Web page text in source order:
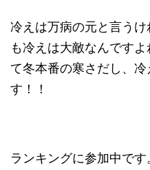
冷えは万病の元と言う
も冷えは大敵なんです
て冬本番の寒さだし、
す！！
ランキングに参加中で